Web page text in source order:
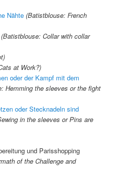
Nähte (Batistblouse: French
(Batistblouse: Collar with collar
at Work?)
oder der Kampf mit dem
Hemming the sleeves or the fight
oder Stecknadeln sind
in the sleeves or Pins are
und Parisshopping
of the Challenge and